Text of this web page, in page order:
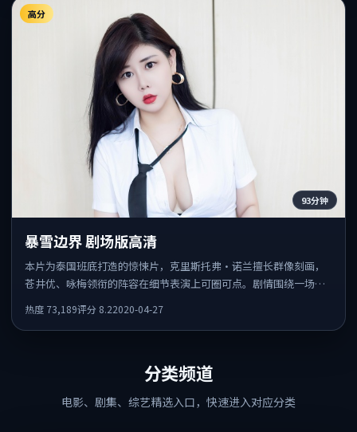
高分
93分钟
暴雪边界 剧场版高清
本片为泰国班底打造的惊悚片，克里斯托弗·诺兰擅长群像刻画，
苍井优、咏梅领衔的阵容在细节表演上可圈可点。剧情围绕一场意
热度 73,189评分 8.22020-04-27
分类频道
电影、剧集、综艺精选入口，快速进入对应分类